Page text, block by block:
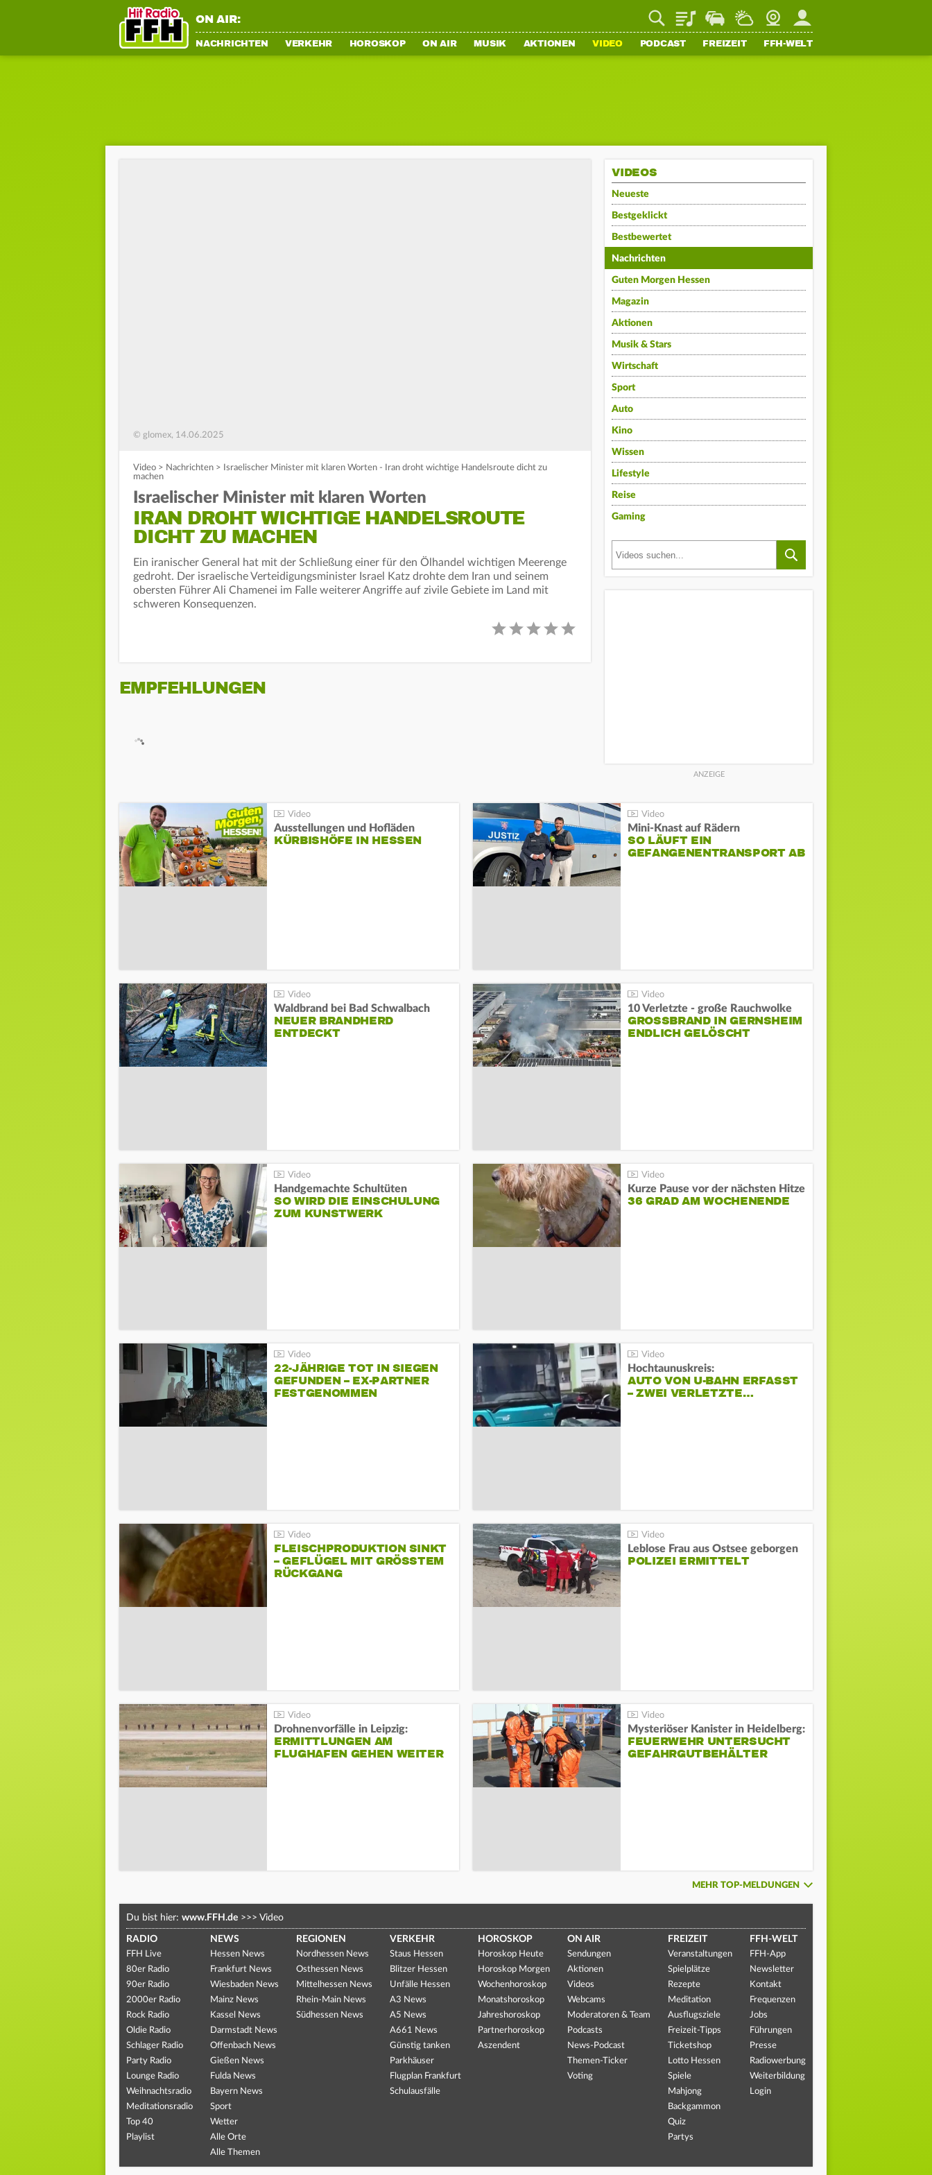
ON AIR: PlaylistStaupilotWetterWebcamMein FFH
NACHRICHTEN VERKEHR HOROSKOP ON AIR MUSIK AKTIONEN VIDEO PODCAST FREIZEIT FFH-WELT
© glomex, 14.06.2025
Video > Nachrichten >
Israelischer Minister mit klaren Worten - Iran droht wichtige Handelsroute dicht zu
machen
Israelischer Minister mit klaren Worten
IRAN DROHT WICHTIGE HANDELSROUTE
DICHT ZU MACHEN
Ein iranischer General hat mit der Schließung einer für den Ölhandel wichtigen Meerenge
gedroht. Der israelische Verteidigungsminister Israel Katz drohte dem Iran und seinem
obersten Führer Ali Chamenei im Falle weiterer Angriffe auf zivile Gebiete im Land mit
schweren Konsequenzen.
EMPFEHLUNGEN
VIDEOS
Neueste
Bestgeklickt
Bestbewertet
Nachrichten
Guten Morgen Hessen
Magazin
Aktionen
Musik & Stars
Wirtschaft
Sport
Auto
Kino
Wissen
Lifestyle
Reise
Gaming
Ausstellungen und Hofläden
KÜRBISHÖFE IN HESSEN
Mini-Knast auf Rädern
SO LÄUFT EIN
GEFANGENENTRANSPORT AB
Waldbrand bei Bad Schwalbach
NEUER BRANDHERD
ENTDECKT
10 Verletzte - große Rauchwolke
GROSSBRAND IN GERNSHEIM E
NDLICH GELÖSCHT
Handgemachte Schultüten
SO WIRD DIE EINSCHULUNG
ZUM KUNSTWERK
Kurze Pause vor der nächsten Hitze
36 GRAD AM WOCHENENDE
22-JÄHRIGE TOT IN SIEGEN
GEFUNDEN – EX-PARTNER
FESTGENOMMEN
Hochtaunuskreis:
AUTO VON U-BAHN ERFASST
– ZWEI VERLETZTE…
FLEISCHPRODUKTION SINKT
– GEFLÜGEL MIT GRÖSSTEM R
ÜCKGANG
Leblose Frau aus Ostsee geborgen
POLIZEI ERMITTELT
Drohnenvorfälle in Leipzig:
ERMITTLUNGEN AM
FLUGHAFEN GEHEN WEITER
Mysteriöser Kanister in Heidelberg:
FEUERWEHR UNTERSUCHT
GEFAHRGUTBEHÄLTER
MEHR TOP-MELDUNGEN
Du bist hier: www.FFH.de >>> Video
RADIO
FFH Live
80er Radio
90er Radio
2000er Radio
Rock Radio
Oldie Radio
Schlager Radio
Party Radio
Lounge Radio
Weihnachtsradio
Meditationsradio
Top 40
Playlist
NEWS
Hessen News
Frankfurt News
Wiesbaden News
Mainz News
Kassel News
Darmstadt News
Offenbach News
Gießen News
Fulda News
Bayern News
Sport
Wetter
Alle Orte
Alle Themen
REGIONEN
Nordhessen News
Osthessen News
Mittelhessen News
Rhein-Main News
Südhessen News
VERKEHR
Staus Hessen
Blitzer Hessen
Unfälle Hessen
A3 News
A5 News
A661 News
Günstig tanken
Parkhäuser
Flugplan Frankfurt
Schulausfälle
HOROSKOP
Horoskop Heute
Horoskop Morgen
Wochenhoroskop
Monatshoroskop
Jahreshoroskop
Partnerhoroskop
Aszendent
ON AIR
Sendungen
Aktionen
Videos
Webcams
Moderatoren & Team
Podcasts
News-Podcast
Themen-Ticker
Voting
FREIZEIT
Veranstaltungen
Spielplätze
Rezepte
Meditation
Ausflugsziele
Freizeit-Tipps
Ticketshop
Lotto Hessen
Spiele
Mahjong
Backgammon
Quiz
Partys
FFH-WELT
FFH-App
Newsletter
Kontakt
Frequenzen
Jobs
Führungen
Presse
Radiowerbung
Weiterbildung
Login